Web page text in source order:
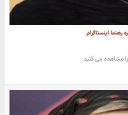
رهنما اینستاگرام
مشاهده می کنید